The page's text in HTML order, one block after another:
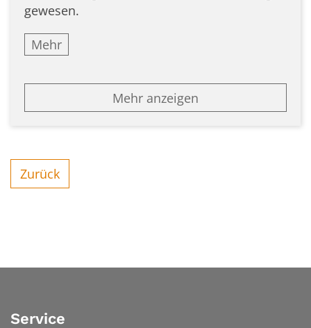
gewesen.
Mehr
Mehr anzeigen
Zurück
Service